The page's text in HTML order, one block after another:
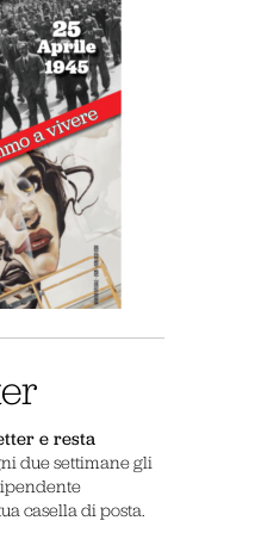
e resta
due settimane gli
casella di posta.